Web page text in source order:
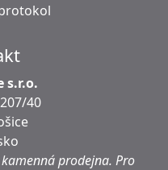
s.r.o.
40
prodejna. Pro